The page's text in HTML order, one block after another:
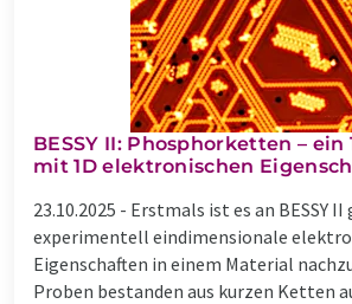
BESSY II: Phosphorketten – ein
mit 1D elektronischen
23.10.2025 - Erstmals ist es an BESSY
experimentell eindimensionale
Eigenschaften in einem Material
Proben bestanden aus kurzen Ketten